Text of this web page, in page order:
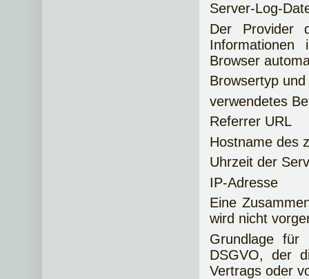
Server-Log-
Der Provider
Browser
Browsertyp
verwendetes
Referrer URL
Hostname des
Uhrzeit der
IP-Adresse
Eine
wird nicht
Grundlage
DSGVO, der
Vertrags oder